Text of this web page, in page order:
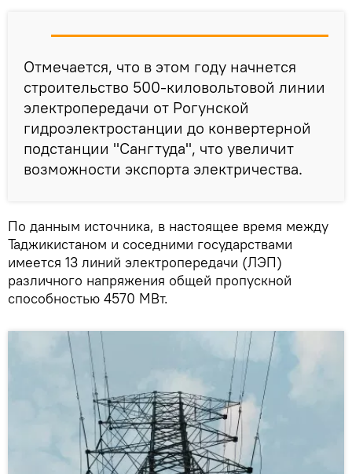
Отмечается, что в этом году начнется
строительство 500-киловольтовой линии
электропередачи от Рогунской
гидроэлектростанции до конвертерной
подстанции "Сангтуда", что увеличит
возможности экспорта электричества.
По данным источника, в настоящее время между
Таджикистаном и соседними государствами
имеется 13 линий электропередачи (ЛЭП)
различного напряжения общей пропускной
способностью 4570 МВт.